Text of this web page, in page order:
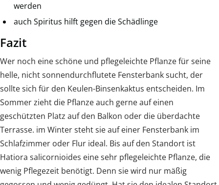
werden
auch Spiritus hilft gegen die Schädlinge
Fazit
Wer noch eine schöne und pflegeleichte Pflanze für seine
helle, nicht sonnendurchflutete Fensterbank sucht, der
sollte sich für den Keulen-Binsenkaktus entscheiden. Im
Sommer zieht die Pflanze auch gerne auf einen
geschützten Platz auf den Balkon oder die überdachte
Terrasse. im Winter steht sie auf einer Fensterbank im
Schlafzimmer oder Flur ideal. Bis auf den Standort ist
Hatiora salicornioides eine sehr pflegeleichte Pflanze, die
wenig Pflegezeit benötigt. Denn sie wird nur mäßig